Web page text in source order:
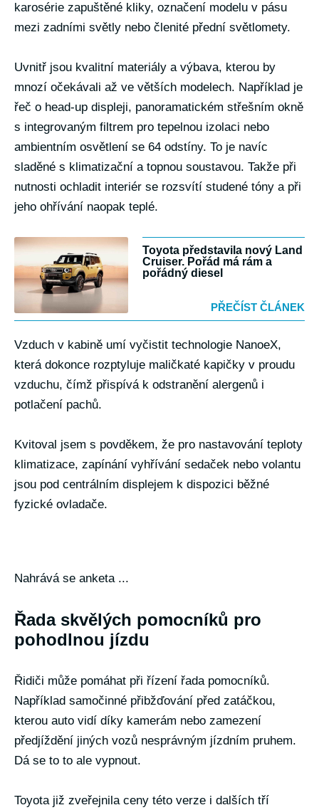
karosérie zapuštěné kliky, označení modelu v pásu
mezi zadními světly nebo členité přední světlomety.
Uvnitř jsou kvalitní materiály a výbava, kterou by
mnozí očekávali až ve větších modelech. Například je
řeč o head-up displeji, panoramatickém střešním okně
s integrovaným filtrem pro tepelnou izolaci nebo
ambientním osvětlení se 64 odstíny. To je navíc
sladěné s klimatizační a topnou soustavou. Takže při
nutnosti ochladit interiér se rozsvítí studené tóny a při
jeho ohřívání naopak teplé.
Toyota představila nový Land
Cruiser. Pořád má rám a
pořádný diesel
PŘEČÍST ČLÁNEK
Vzduch v kabině umí vyčistit technologie NanoeX,
která dokonce rozptyluje maličkaté kapičky v proudu
vzduchu, čímž přispívá k odstranění alergenů i
potlačení pachů.
Kvitoval jsem s povděkem, že pro nastavování teploty
klimatizace, zapínání vyhřívání sedaček nebo volantu
jsou pod centrálním displejem k dispozici běžné
fyzické ovladače.
Nahrává se anketa ...
Řada skvělých pomocníků pro
pohodlnou jízdu
Řidiči může pomáhat při řízení řada pomocníků.
Například samočinné přibžďování před zatáčkou,
kterou auto vidí díky kamerám nebo zamezení
předjíždění jiných vozů nesprávným jízdním pruhem.
Dá se to to ale vypnout.
Toyota již zveřejnila ceny této verze i dalších tří